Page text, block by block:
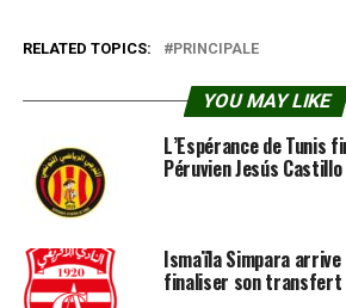
RELATED TOPICS: PRINCIPALE
YOU MAY LIKE
L’Espérance de Tunis
Péruvien Jesús Castillo
Ismaïla Simpara arrive
finaliser son transfert